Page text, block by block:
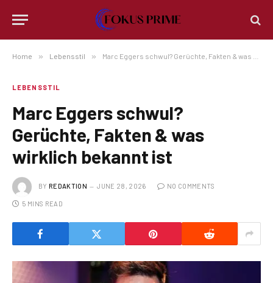
Home » Lebensstil » Marc Eggers schwul? Gerüchte, Fakten & was wirklich bekannt ist
LEBENSSTIL
Marc Eggers schwul?
Gerüchte, Fakten & was
wirklich bekannt ist
BY REDAKTION JUNE 28, 2026 NO COMMENTS
5 MINS READ